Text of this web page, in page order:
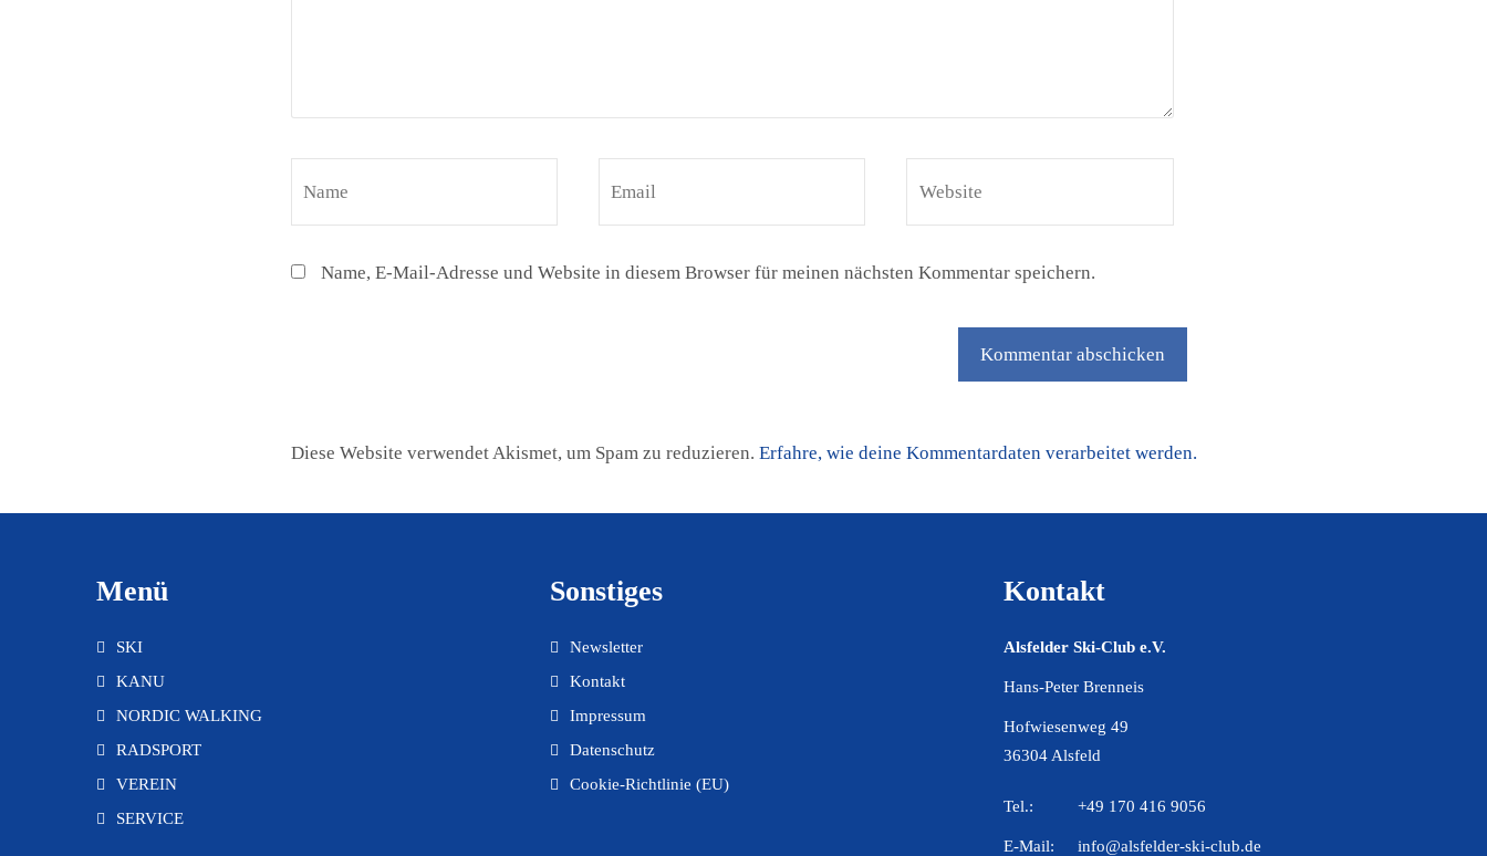
Name, E-Mail-Adresse und Website in diesem Browser für meinen nächsten Kommentar speichern.
Diese Website verwendet Akismet, um Spam zu reduzieren. Erfahre, wie deine Kommentardaten verarbeitet werden.
Menü
SKI
KANU
NORDIC WALKING
RADSPORT
VEREIN
SERVICE
Sonstiges
Newsletter
Kontakt
Impressum
Datenschutz
Cookie-Richtlinie (EU)
Kontakt
Alsfelder Ski-Club e.V.
Hans-Peter Brenneis
Hofwiesenweg 49
36304 Alsfeld
Tel.: +49 170 416 9056
E-Mail: info@alsfelder-ski-club.de